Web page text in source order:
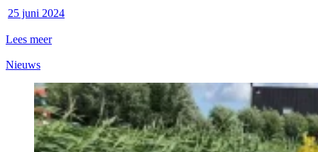
25 juni 2024
Lees meer
Nieuws